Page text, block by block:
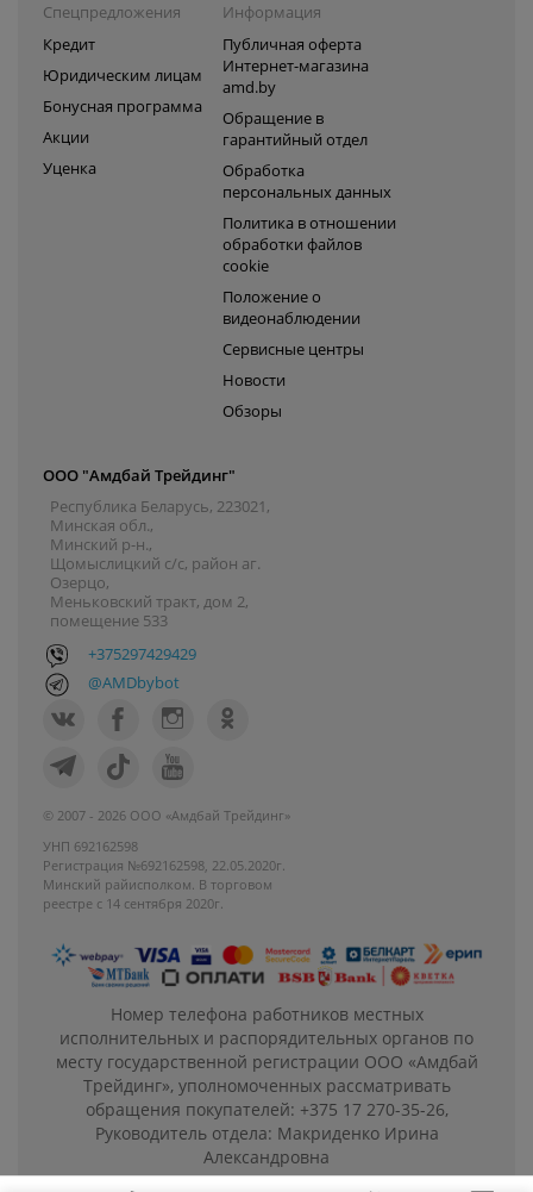
Спецпредложения
Кредит
Юридическим лицам
Бонусная программа
Акции
Уценка
Информация
Публичная оферта
Интернет-магазина
amd.by
Обращение в
гарантийный отдел
Обработка
персональных данных
Политика в отношении
обработки файлов
cookie
Положение о
видеонаблюдении
Сервисные центры
Новости
Обзоры
ООО "Амдбай Трейдинг"
Республика Беларусь, 223021,
Минская обл.,
Минский р-н.,
Щомыслицкий с/с, район аг.
Озерцо,
Меньковский тракт, дом 2,
помещение 533
+375297429429
@AMDbybot
© 2007 - 2026 ООО «Амдбай Трейдинг»
УНП 692162598
Регистрация №692162598, 22.05.2020г.
Минский райисполком. В торговом
реестре с 14 сентября 2020г.
Номер телефона работников местных
исполнительных и распорядительных органов по
месту государственной регистрации ООО «Амдбай
Трейдинг», уполномоченных рассматривать
обращения покупателей: +375 17 270-35-26,
Руководитель отдела: Макриденко Ирина
Александровна